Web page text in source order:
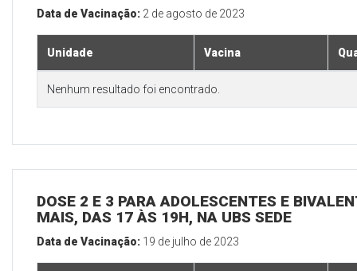
Data de Vacinação: 2 de agosto de 2023
Unidade Vacina
Nenhum resultado foi encontrado.
DOSE 2 E 3 PARA ADOLESCENTES E
MAIS, DAS 17 ÀS 19H, NA UBS SEDE
Data de Vacinação: 19 de julho de 2023